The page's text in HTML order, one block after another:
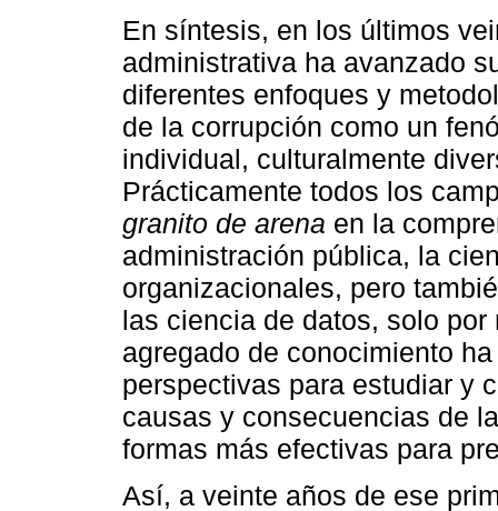
En síntesis, en los últimos
administrativa ha avanzado
diferentes enfoques y
de la corrupción como un
individual, culturalmente
Prácticamente todos los
granito de arena en la
administración pública, la
organizacionales, pero
las ciencia de datos, solo
agregado de conocimiento
perspectivas para estudiar y
causas y consecuencias de
formas más efectivas para
Así, a veinte años de ese